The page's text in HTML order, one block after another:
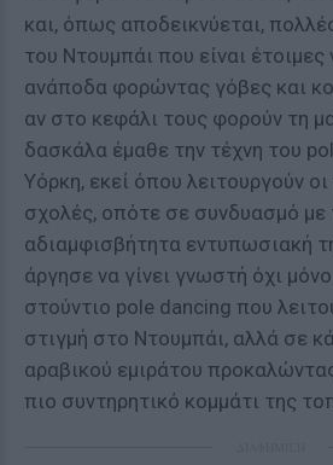
και, όπως αποδεικνύεται,
του Ντουμπάι που είναι
ανάποδα φορώντας γόβες και
αν στο κεφάλι τους φορούν τη
δασκάλα έμαθε την τέχνη του
Υόρκη, εκεί όπου λειτουργούν
σχολές, οπότε σε συνδυασμό με
αδιαμφισβήτητα εντυπωσιακή
άργησε να γίνει γνωστή όχι
στούντιο pole dancing που
στιγμή στο Ντουμπάι, αλλά σε
αραβικού εμιράτου
πιο συντηρητικό κομμάτι της